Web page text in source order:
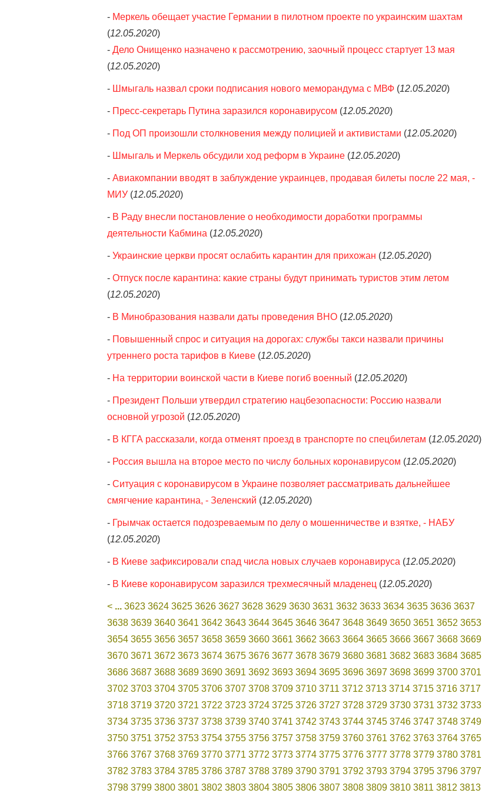
- Меркель обещает участие Германии в пилотном проекте по украинским шахтам
(12.05.2020)
- Дело Онищенко назначено к рассмотрению, заочный процесс стартует 13 мая
(12.05.2020)
- Шмыгаль назвал сроки подписания нового меморандума с МВФ (12.05.2020)
- Пресс-секретарь Путина заразился коронавирусом (12.05.2020)
- Под ОП произошли столкновения между полицией и активистами (12.05.2020)
- Шмыгаль и Меркель обсудили ход реформ в Украине (12.05.2020)
- Авиакомпании вводят в заблуждение украинцев, продавая билеты после 22 мая, -
МИУ (12.05.2020)
- В Раду внесли постановление о необходимости доработки программы
деятельности Кабмина (12.05.2020)
- Украинские церкви просят ослабить карантин для прихожан (12.05.2020)
- Отпуск после карантина: какие страны будут принимать туристов этим летом
(12.05.2020)
- В Минобразования назвали даты проведения ВНО (12.05.2020)
- Повышенный спрос и ситуация на дорогах: службы такси назвали причины
утреннего роста тарифов в Киеве (12.05.2020)
- На территории воинской части в Киеве погиб военный (12.05.2020)
- Президент Польши утвердил стратегию нацбезопасности: Россию назвали
основной угрозой (12.05.2020)
- В КГГА рассказали, когда отменят проезд в транспорте по спецбилетам (12.05.2020)
- Россия вышла на второе место по числу больных коронавирусом (12.05.2020)
- Ситуация с коронавирусом в Украине позволяет рассматривать дальнейшее
смягчение карантина, - Зеленский (12.05.2020)
- Грымчак остается подозреваемым по делу о мошенничестве и взятке, - НАБУ
(12.05.2020)
- В Киеве зафиксировали спад числа новых случаев коронавируса (12.05.2020)
- В Киеве коронавирусом заразился трехмесячный младенец (12.05.2020)
< ... 3623 3624 3625 3626 3627 3628 3629 3630 3631 3632 3633 3634 3635 3636 3637
3638 3639 3640 3641 3642 3643 3644 3645 3646 3647 3648 3649 3650 3651 3652 3653
3654 3655 3656 3657 3658 3659 3660 3661 3662 3663 3664 3665 3666 3667 3668 3669
3670 3671 3672 3673 3674 3675 3676 3677 3678 3679 3680 3681 3682 3683 3684 3685
3686 3687 3688 3689 3690 3691 3692 3693 3694 3695 3696 3697 3698 3699 3700 3701
3702 3703 3704 3705 3706 3707 3708 3709 3710 3711 3712 3713 3714 3715 3716 3717
3718 3719 3720 3721 3722 3723 3724 3725 3726 3727 3728 3729 3730 3731 3732 3733
3734 3735 3736 3737 3738 3739 3740 3741 3742 3743 3744 3745 3746 3747 3748 3749
3750 3751 3752 3753 3754 3755 3756 3757 3758 3759 3760 3761 3762 3763 3764 3765
3766 3767 3768 3769 3770 3771 3772 3773 3774 3775 3776 3777 3778 3779 3780 3781
3782 3783 3784 3785 3786 3787 3788 3789 3790 3791 3792 3793 3794 3795 3796 3797
3798 3799 3800 3801 3802 3803 3804 3805 3806 3807 3808 3809 3810 3811 3812 3813